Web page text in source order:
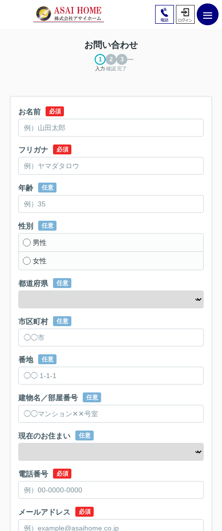
お問い合わせ
入力 確認完了
お名前 必須
フリガナ 必須
年齢 任意
性別 任意
男性
女性
都道府県 任意
市区町村 任意
番地 任意
建物名／部屋番号 任意
現在のお住まい 任意
電話番号 必須
メールアドレス 必須